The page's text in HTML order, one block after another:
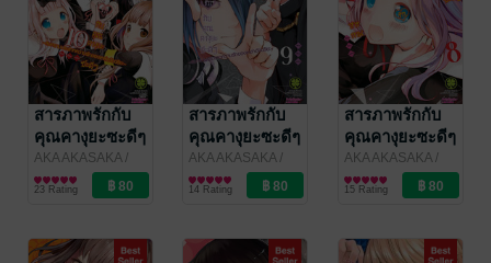
สารภาพรักกับ
คุณคางุยะซะดีๆ
~สงคราม
ประสาทความ
รักของเหล่า
AKA AKASAKA/
LUCKPIM
Publishing
การ์ตูนทั่วไป
23 Rating
สารภาพรักกับ
คุณคางุยะซะดีๆ
~สงคราม
ประสาทความ
รักของเหล่า
AKA AKASAKA/
LUCKPIM
Publishing
การ์ตูนทั่วไป
14 Rating
สารภาพรักกับ
คุณคางุยะซะดีๆ
~สงคราม
ประสาทความ
รักของเหล่า
AKA AKASAKA/
LUCKPIM
Publishing
การ์ตูนทั่วไป
15 Rating